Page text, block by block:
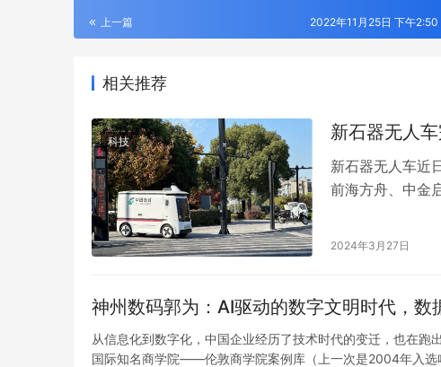
上一篇 2022年11月25日 下午2:50
相关推荐
科技 新石器无人
新石器无人车近
前海方舟、中金
配送赛道已来
2024年3月27日
神州数码郭为：AI驱动的数字文明时代，数
从信息化到数字化，中国企业经历了技术时代的变迁，也在
国际知名商学院——伦敦商学院案例库（上一次是2004年入